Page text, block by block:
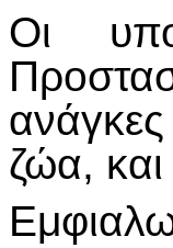
Οι
ζώα,